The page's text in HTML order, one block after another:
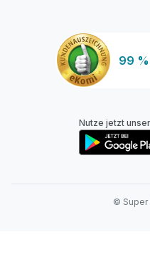
99 %
Nutze jetzt
© Super